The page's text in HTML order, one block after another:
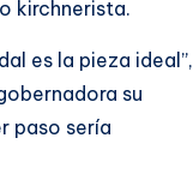
kirchnerista.
es la pieza ideal”,
su
paso sería